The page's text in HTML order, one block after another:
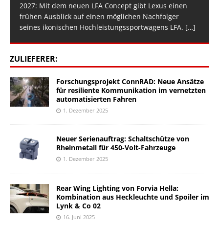
2027: Mit dem neuen LFA Concept gibt Lexus einen
frühen Ausblick auf einen möglichen Nachfolger
seines ikonischen Hochleistungssportwagens LFA. […]
ZULIEFERER:
Forschungsprojekt ConnRAD: Neue Ansätze
für resiliente Kommunikation im vernetzten
automatisierten Fahren
1. Dezember 2025
Neuer Serienauftrag: Schaltschütze von
Rheinmetall für 450-Volt-Fahrzeuge
1. Dezember 2025
Rear Wing Lighting von Forvia Hella:
Kombination aus Heckleuchte und Spoiler im
Lynk & Co 02
16. Juni 2025